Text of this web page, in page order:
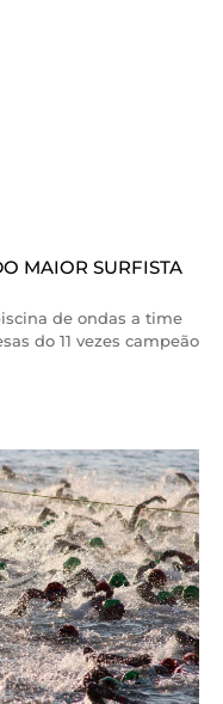
MAIOR SURFISTA
de ondas a time
do 11 vezes campeão